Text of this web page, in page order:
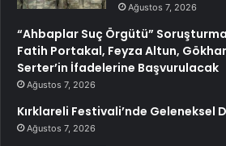
Ağustos 7, 2026
“Ahbaplar Suç Örgütü”
Fatih Portakal, Feyza Altun,
Serter’in İfadelerine Başvurulacak
Ağustos 7, 2026
Kırklareli Festivali’nde Geleneksel
Ağustos 7, 2026